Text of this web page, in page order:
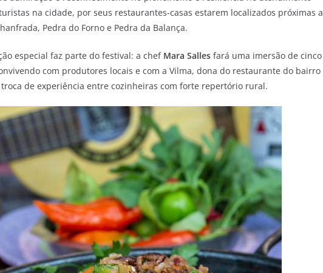
na cidade, por seus restaurantes-casas estarem localizados próximas a
Pedra do Forno e Pedra da Balança.
especial faz parte do festival: a chef Mara Salles fará uma imersão de cinco
com produtores locais e com a Vilma, dona do restaurante do bairro
de experiência entre cozinheiras com forte repertório rural.